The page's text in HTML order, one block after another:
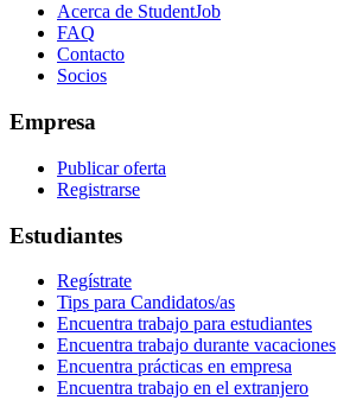
Acerca de StudentJob
FAQ
Contacto
Socios
Empresa
Publicar oferta
Registrarse
Estudiantes
Regístrate
Tips para Candidatos/as
Encuentra trabajo para estudiantes
Encuentra trabajo durante vacaciones
Encuentra prácticas en empresa
Encuentra trabajo en el extranjero